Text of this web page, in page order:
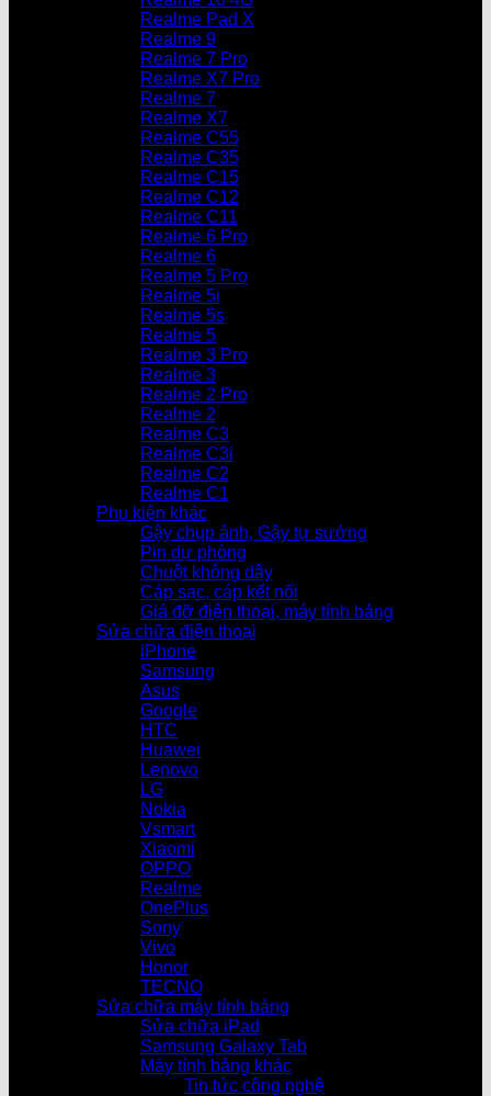
Realme Pad X
Realme 9
Realme 7 Pro
Realme X7 Pro
Realme 7
Realme X7
Realme C55
Realme C35
Realme C15
Realme C12
Realme C11
Realme 6 Pro
Realme 6
Realme 5 Pro
Realme 5i
Realme 5s
Realme 5
Realme 3 Pro
Realme 3
Realme 2 Pro
Realme 2
Realme C3
Realme C3i
Realme C2
Realme C1
Phụ kiện khác
Gậy chụp ảnh, Gậy tự sướng
Pin dự phòng
Chuột không dây
Cáp sạc, cáp kết nối
Giá đỡ điện thoại, máy tính bảng
Sửa chữa điện thoại
iPhone
Samsung
Asus
Google
HTC
Huawei
Lenovo
LG
Nokia
Vsmart
Xiaomi
OPPO
Realme
OnePlus
Sony
Vivo
Honor
TECNO
Sửa chữa máy tính bảng
Sửa chữa iPad
Samsung Galaxy Tab
Máy tính bảng khác
Tin tức công nghệ